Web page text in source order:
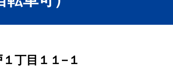
丁目１１−１